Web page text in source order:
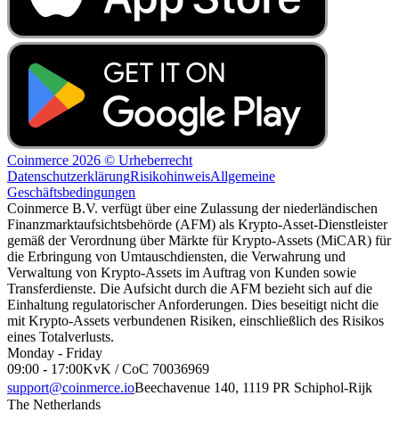
Coinmerce 2026 © Urheberrecht
DatenschutzerklärungRisikohinweisAllgemeine
Geschäftsbedingungen
Coinmerce B.V. verfügt über eine Zulassung der niederländischen
Finanzmarktaufsichtsbehörde (AFM) als Krypto-Asset-Dienstleister
gemäß der Verordnung über Märkte für Krypto-Assets (MiCAR) für
die Erbringung von Umtauschdiensten, die Verwahrung und
Verwaltung von Krypto-Assets im Auftrag von Kunden sowie
Transferdienste. Die Aufsicht durch die AFM bezieht sich auf die
Einhaltung regulatorischer Anforderungen. Dies beseitigt nicht die
mit Krypto-Assets verbundenen Risiken, einschließlich des Risikos
eines Totalverlusts.
Monday - Friday
09:00 - 17:00KvK / CoC 70036969
support@coinmerce.ioBeechavenue 140, 1119 PR Schiphol-Rijk
The Netherlands